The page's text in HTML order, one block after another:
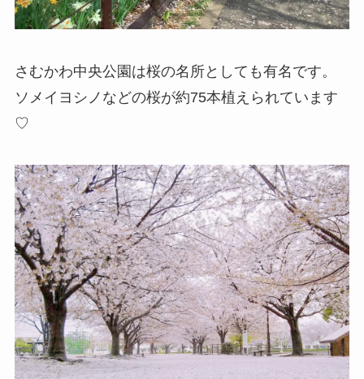
さむかわ中央公園は桜の名所としても有名です。
ソメイヨシノなどの桜が約75本植えられています
♡